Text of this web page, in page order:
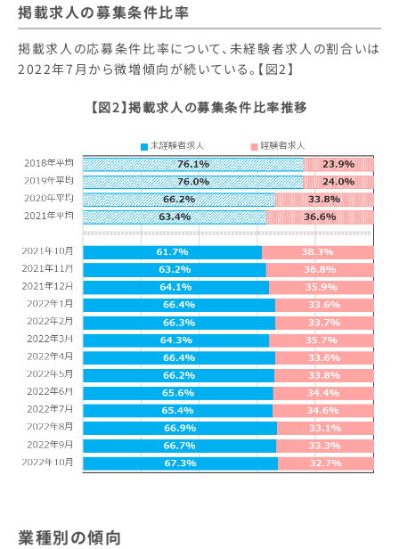
掲載求人の募集条件比率
掲載求人の応募条件比率について、未経験者求人の割合いは
2022年7月から微増傾向が続いている。【図2】
【図2】掲載求人の募集条件比率推移
業種別の傾向